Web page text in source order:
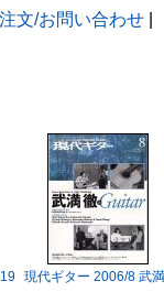
文/お問い合わせ
6 ボーイ・ジョージ
現代ギター 2006/8 武